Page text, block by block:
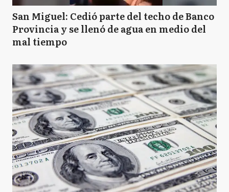
San Miguel: Cedió parte del techo de Banco
Provincia y se llenó de agua en medio del
mal tiempo